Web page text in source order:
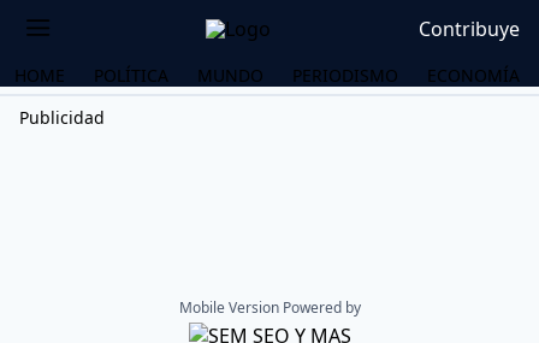
Contribuye
HOME POLÍTICA MUNDO PERIODISMO
ECONOMÍA
Publicidad
Mobile Version Powered by